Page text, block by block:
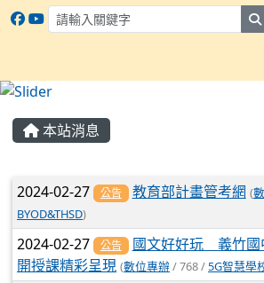
本站消息
文章列表
2024-02-27 公告 教育部計畫管考網 (
BYOD&THSD)
2024-02-27 公告
國文好好玩 義竹國
開授課精彩呈現 (數位專辦/ 768 /5G智慧學